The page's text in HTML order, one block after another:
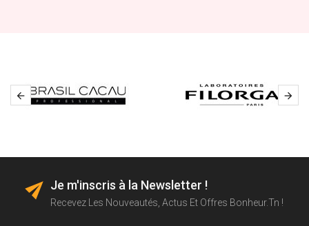
 
 Je m'inscris à la Newsletter !
Recevez Les Nouveautés, Actus Et Offres Bonheur.tn !